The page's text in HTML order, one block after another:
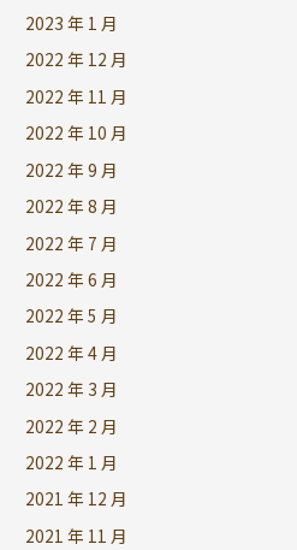
2023 年 1 月
2022 年 12 月
2022 年 11 月
2022 年 10 月
2022 年 9 月
2022 年 8 月
2022 年 7 月
2022 年 6 月
2022 年 5 月
2022 年 4 月
2022 年 3 月
2022 年 2 月
2022 年 1 月
2021 年 12 月
2021 年 11 月